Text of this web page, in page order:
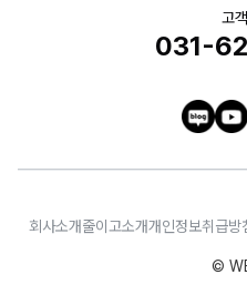
고
031-
회사소개줄이고소개개인정보취급방
©